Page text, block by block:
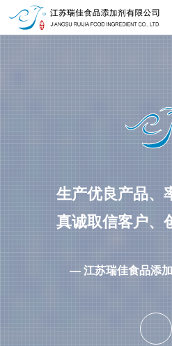
生产优良产品、
真诚取信客户、
— 江苏瑞佳食品添